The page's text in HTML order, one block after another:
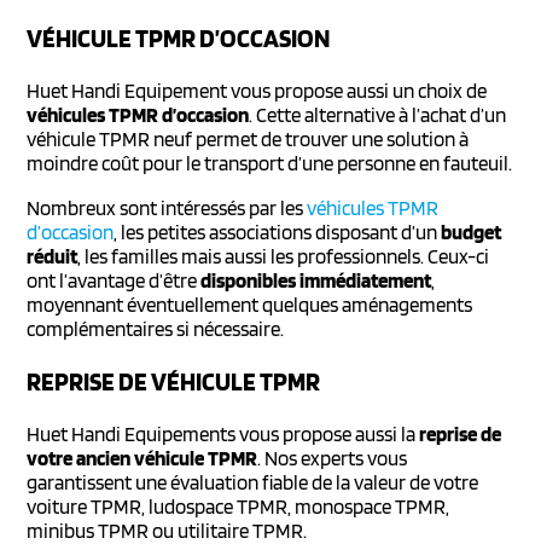
VÉHICULE TPMR D’OCCASION
Huet Handi Equipement vous propose aussi un choix de
véhicules TPMR d’occasion. Cette alternative à l’achat d’un
véhicule TPMR neuf permet de trouver une solution à
moindre coût pour le transport d’une personne en fauteuil.
Nombreux sont intéressés par lesvéhicules TPMR
d’occasion, les petites associations disposant d’unbudget
réduit, les familles mais aussi les professionnels. Ceux-ci
ont l’avantage d’êtredisponibles immédiatement,
moyennant éventuellement quelques aménagements
complémentaires si nécessaire.
REPRISE DE VÉHICULE TPMR
Huet Handi Equipements vous propose aussi lareprise de
votre ancien véhicule TPMR. Nos experts vous
garantissent une évaluation fiable de la valeur de votre
voiture TPMR, ludospace TPMR, monospace TPMR,
minibus TPMR ou utilitaire TPMR.